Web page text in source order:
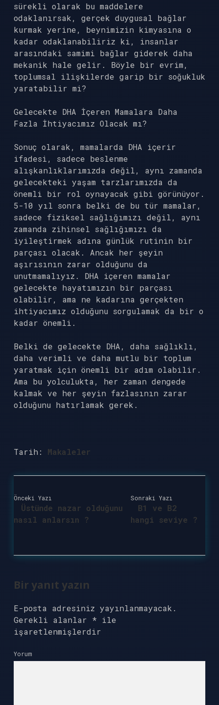
sürekli olarak bu maddelere
odaklanırsak, gerçek duygusal bağlar
kurmak yerine, beynimizin kimyasına o
kadar odaklanabiliriz ki, insanlar
arasındaki samimi bağlar giderek daha
mekanik hale gelir. Böyle bir evrim,
toplumsal ilişkilerde garip bir soğukluk
yaratabilir mi?
Gelecekte DHA İçeren Mamalara Daha
Fazla İhtiyacımız Olacak mı?
Sonuç olarak, mamalarda DHA içerir
ifadesi, sadece beslenme
alışkanlıklarımızda değil, aynı zamanda
gelecekteki yaşam tarzlarımızda da
önemli bir rol oynayacak gibi görünüyor.
5-10 yıl sonra belki de bu tür mamalar,
sadece fiziksel sağlığımızı değil, aynı
zamanda zihinsel sağlığımızı da
iyileştirmek adına günlük rutinin bir
parçası olacak. Ancak her şeyin
aşırısının zarar olduğunu da
unutmamalıyız. DHA içeren mamalar
gelecekte hayatımızın bir parçası
olabilir, ama ne kadarına gerçekten
ihtiyacımız olduğunu sorgulamak da bir o
kadar önemli.
Belki de gelecekte DHA, daha sağlıklı,
daha verimli ve daha mutlu bir toplum
yaratmak için önemli bir adım olabilir.
Ama bu yolculukta, her zaman dengede
kalmak ve her şeyin fazlasının zarar
olduğunu hatırlamak gerek.
Tarih: Makaleler
Önceki Yazı
Üstünde nazar olduğunu
nasıl anlarsın ?
Sonraki Yazı
B1 ve B2
hangi seviye ?
Bir yanıt yazın
E-posta adresiniz yayınlanmayacak.
Gerekli alanlar * ile
işaretlenmişlerdir
Yorum